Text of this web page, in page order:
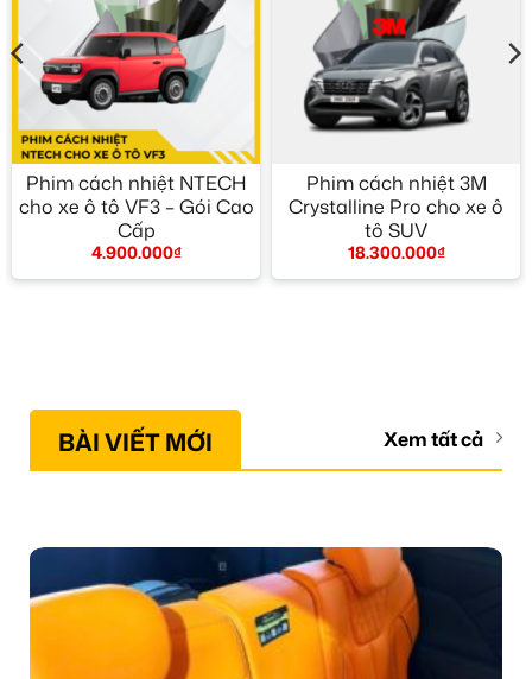
Phim cách nhiệt NTECH
cho xe ô tô VF3 – Gói Cao
Cấp
4.900.000₫
Phim cách nhiệt 3M
Crystalline Pro cho xe ô
tô SUV
18.300.000₫
BÀI VIẾT MỚI Xem tất cả